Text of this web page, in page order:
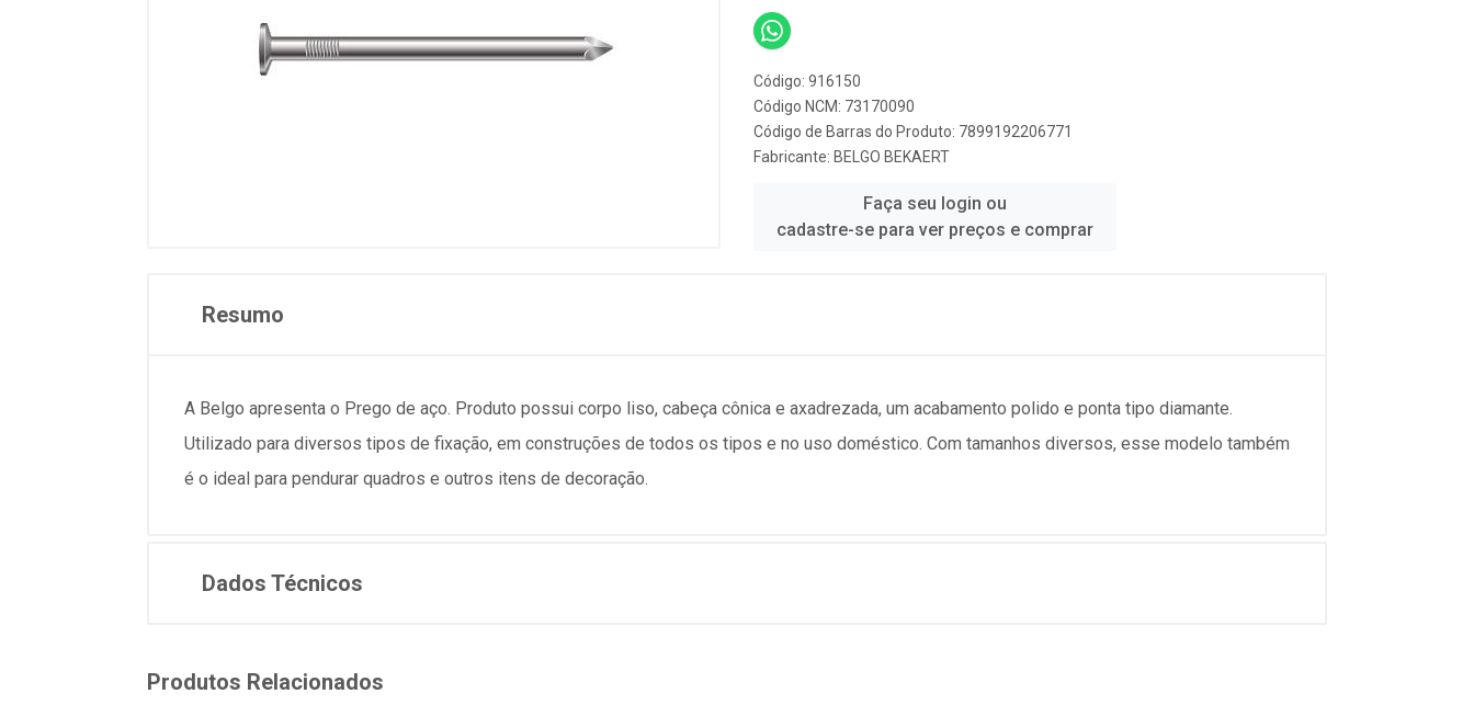
Código: 916150
Código NCM: 73170090
Código de Barras do Produto: 7899192206771
Fabricante: BELGO BEKAERT
Faça seu login ou
cadastre-se para ver preços e comprar
Resumo
A Belgo apresenta o Prego de aço. Produto possui corpo liso, cabeça cônica e axadrezada, um acabamento polido e ponta tipo diamante.
Utilizado para diversos tipos de fixação, em construções de todos os tipos e no uso doméstico. Com tamanhos diversos, esse modelo também
é o ideal para pendurar quadros e outros itens de decoração.
Dados Técnicos
Produtos Relacionados